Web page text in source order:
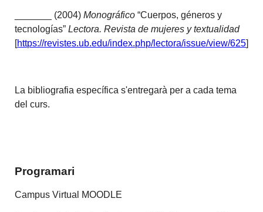
_______ (2004)Monográfico“Cuerpos, géneros y
tecnologías” Lectora. Revista de mujeres y textualidad
[https://revistes.ub.edu/index.php/lectora/issue/view/625]
La bibliografia específica s'entregarà per a cada tema
del curs.
Programari
Campus Virtual MOODLE